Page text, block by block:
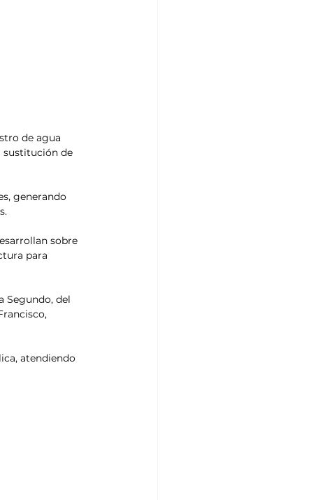
de agua
sustitución de
generando
sobre
para
Segundo, del
atendiendo